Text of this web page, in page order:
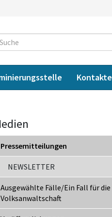
Kontakte
Pressemitteilungen
NEWSLETTER
Ausgewählte Fälle/Ein Fall für die
Volksanwaltschaft